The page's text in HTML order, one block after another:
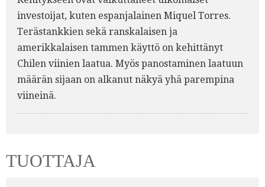
investoijat, kuten espanjalainen Miquel Torres.
Terästankkien sekä ranskalaisen ja
amerikkalaisen tammen käyttö on kehittänyt
Chilen viinien laatua. Myös panostaminen laatuun
määrän sijaan on alkanut näkyä yhä parempina
viineinä.
TUOTTAJA